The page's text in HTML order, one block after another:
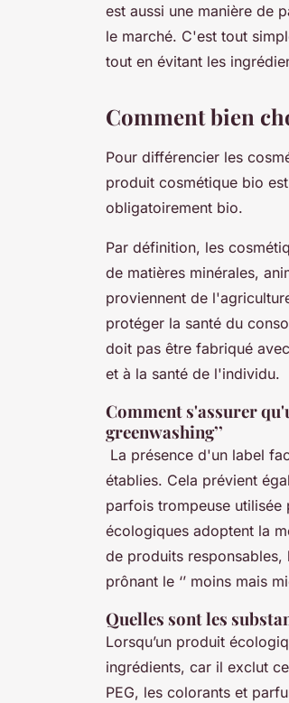
est aussi une manière de
le marché. C'est tout
tout en évitant les
Comment bien
Pour différencier les
produit cosmétique bio
obligatoirement bio.
Par définition, les
de matières minérales,
proviennent de
protéger la santé du
doit pas être fabriqué
et à la santé de l'individu.
Comment s'assurer
greenwashing’’
La présence d'un label
établies. Cela prévient
parfois trompeuse
écologiques adoptent la
de produits
prônant le ‘’ moins mais
Quelles sont les
Lorsqu’un produit
ingrédients, car il exclut
PEG, les colorants et